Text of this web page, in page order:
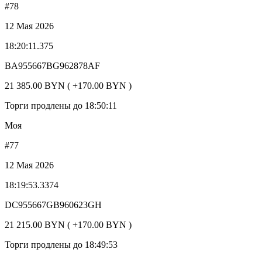
#78
12 Мая 2026
18:20:11.375
BA955667BG962878AF
21 385.00 BYN ( +170.00 BYN )
Торги продлены до 18:50:11
Моя
#77
12 Мая 2026
18:19:53.3374
DC955667GB960623GH
21 215.00 BYN ( +170.00 BYN )
Торги продлены до 18:49:53